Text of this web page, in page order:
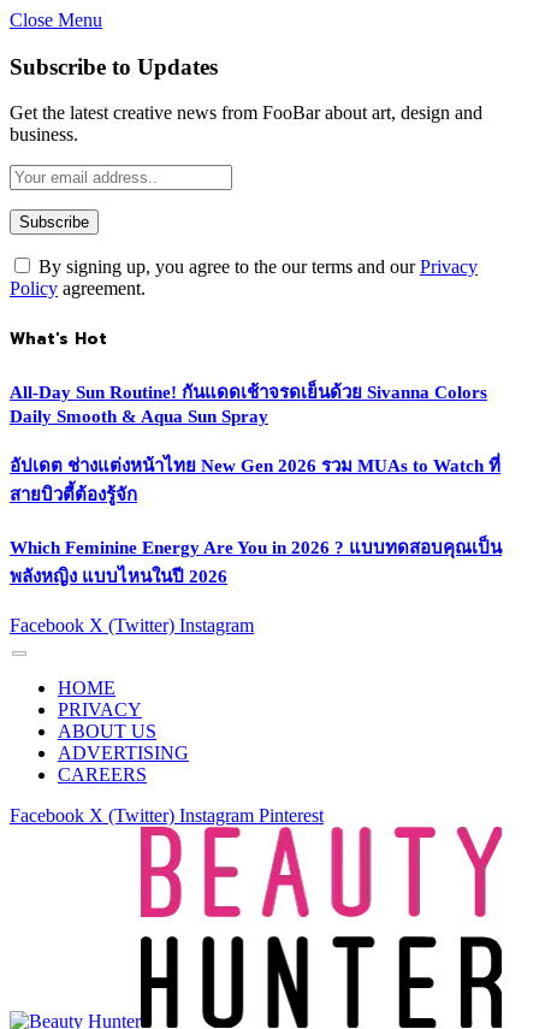
Close Menu
Subscribe to Updates
Get the latest creative news from FooBar about art, design and
business.
By signing up, you agree to the our terms and ourPrivacy
Policy agreement.
What's Hot
All-Day Sun Routine! กันแดดเช้าจรดเย็นด้วย Sivanna Colors
Daily Smooth & Aqua Sun Spray
อัปเดต ช่างแต่งหน้าไทย New Gen 2026 รวม MUAs to Watch ที่
สายบิวตี้ต้องรู้จัก
Which Feminine Energy Are You in 2026 ? แบบทดสอบคุณเป็น
พลังหญิง แบบไหนในปี 2026
Facebook X (Twitter) Instagram
HOME
PRIVACY
ABOUT US
ADVERTISING
CAREERS
Facebook X (Twitter) Instagram Pinterest